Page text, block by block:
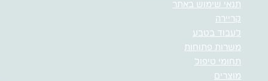
תנאי שימוש באתר
קריירה
לעבוד בטבע
משרות פתוחות
תחומי טיפול
מוצרים